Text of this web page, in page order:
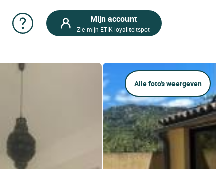
Mijn account
Zie mijn ETIK-loyaliteitspot
Alle foto's weergeven